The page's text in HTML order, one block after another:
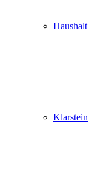
Haushalt
Klarstein